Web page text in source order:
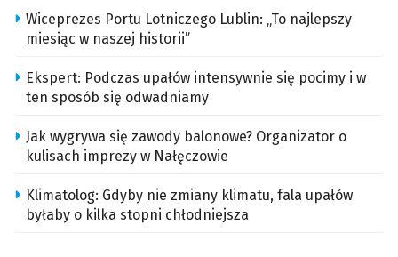
Wiceprezes Portu Lotniczego Lublin: „To najlepszy
miesiąc w naszej historii”
Ekspert: Podczas upałów intensywnie się pocimy i w
ten sposób się odwadniamy
Jak wygrywa się zawody balonowe? Organizator o
kulisach imprezy w Nałęczowie
Klimatolog: Gdyby nie zmiany klimatu, fala upałów
byłaby o kilka stopni chłodniejsza